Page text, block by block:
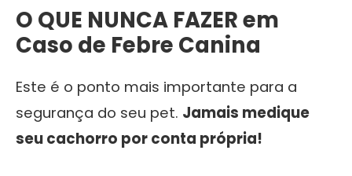
O QUE NUNCA FAZER em
Caso de Febre Canina
Este é o ponto mais importante para a
segurança do seu pet. Jamais medique
seu cachorro por conta própria!